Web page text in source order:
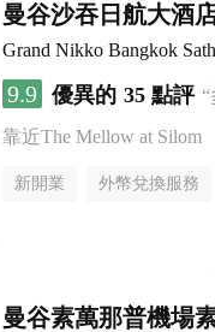
曼谷沙吞日航大酒
Grand Nikko Bangkok
9.9 優異的 35 點評
靠近The Mellow at Silom
新開業 外幣兌換服務
曼谷素萬那普機場